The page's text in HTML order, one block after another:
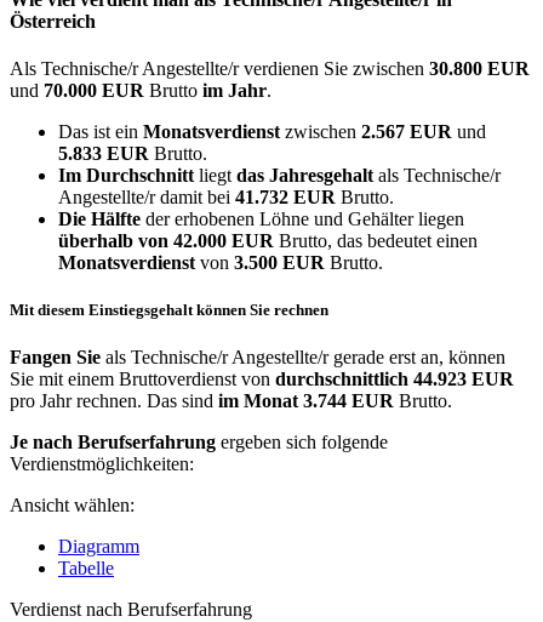
Österreich
Als Technische/r Angestellte/r verdienen Sie zwischen 30.800 EUR
und 70.000 EUR Brutto im Jahr.
Das ist ein Monatsverdienst zwischen 2.567 EUR und
5.833 EUR Brutto.
Im Durchschnitt liegt das Jahresgehalt als Technische/r
Angestellte/r damit bei 41.732 EUR Brutto.
Die Hälfte der erhobenen Löhne und Gehälter liegen
überhalb von 42.000 EUR Brutto, das bedeutet einen
Monatsverdienst von 3.500 EUR Brutto.
Mit diesem Einstiegsgehalt können Sie rechnen
Fangen Sie als Technische/r Angestellte/r gerade erst an, können
Sie mit einem Bruttoverdienst von durchschnittlich 44.923 EUR
pro Jahr rechnen. Das sind im Monat 3.744 EUR Brutto.
Je nach Berufserfahrung ergeben sich folgende
Verdienstmöglichkeiten:
Ansicht wählen:
Diagramm
Tabelle
Verdienst nach Berufserfahrung